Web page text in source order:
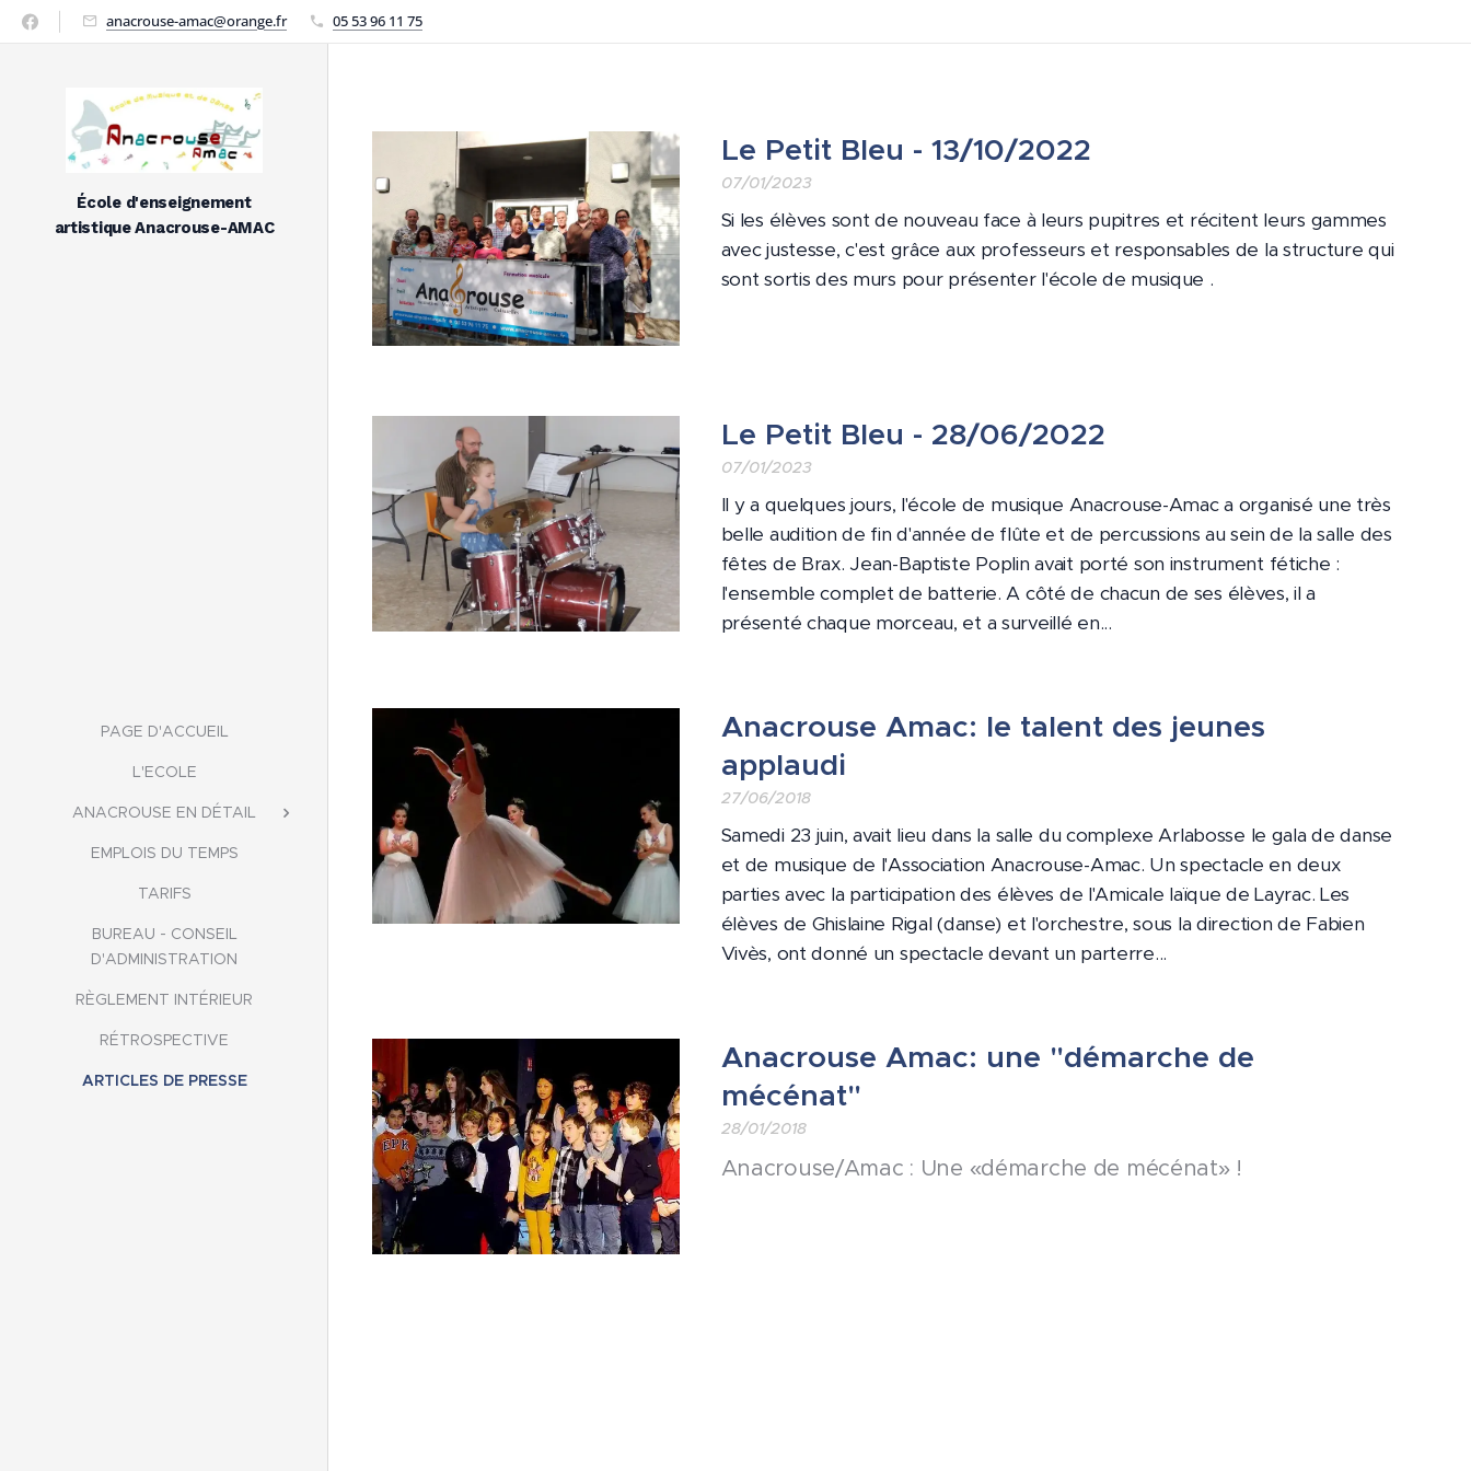
anacrouse-amac@orange.fr 05 53 96 11 75
École d'enseignement
artistique Anacrouse-AMAC
PAGE D'ACCUEIL
L'ECOLE
ANACROUSE EN DÉTAIL
EMPLOIS DU TEMPS
TARIFS
BUREAU - CONSEIL
D'ADMINISTRATION
RÈGLEMENT INTÉRIEUR
RÉTROSPECTIVE
ARTICLES DE PRESSE
Le Petit Bleu - 13/10/2022
07/01/2023
Si les élèves sont de nouveau face à leurs pupitres et récitent leurs gammes
avec justesse, c'est grâce aux professeurs et responsables de la structure qui
sont sortis des murs pour présenter l'école de musique .
Le Petit Bleu - 28/06/2022
07/01/2023
Il y a quelques jours, l'école de musique Anacrouse-Amac a organisé une très
belle audition de fin d'année de flûte et de percussions au sein de la salle des
fêtes de Brax. Jean-Baptiste Poplin avait porté son instrument fétiche :
l'ensemble complet de batterie. A côté de chacun de ses élèves, il a
présenté chaque morceau, et a surveillé en...
Anacrouse Amac: le talent des jeunes
applaudi
27/06/2018
Samedi 23 juin, avait lieu dans la salle du complexe Arlabosse le gala de danse
et de musique de l'Association Anacrouse-Amac. Un spectacle en deux
parties avec la participation des élèves de l'Amicale laïque de Layrac. Les
élèves de Ghislaine Rigal (danse) et l'orchestre, sous la direction de Fabien
Vivès, ont donné un spectacle devant un parterre...
Anacrouse Amac: une "démarche de
mécénat"
28/01/2018
Anacrouse/Amac : Une «démarche de mécénat» !